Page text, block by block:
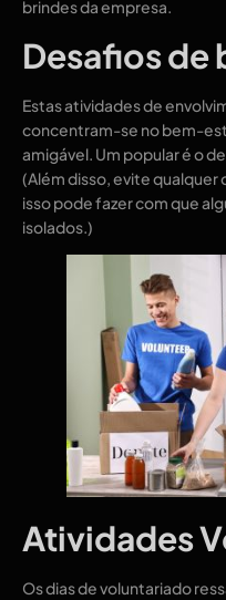
brindes da empresa.
Desafios
Estas atividades de
concentram-se no bem-
amigável. Um popular é o
(Além disso, evite qualquer
isso pode fazer com que
isolados.)
Atividades
Os dias de voluntariado